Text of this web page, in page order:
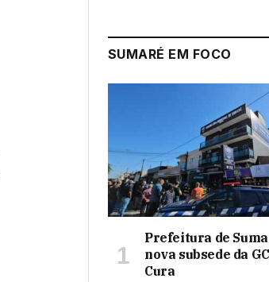
SUMARÉ EM FOCO
Prefeitura de
nova subsede da
Cura